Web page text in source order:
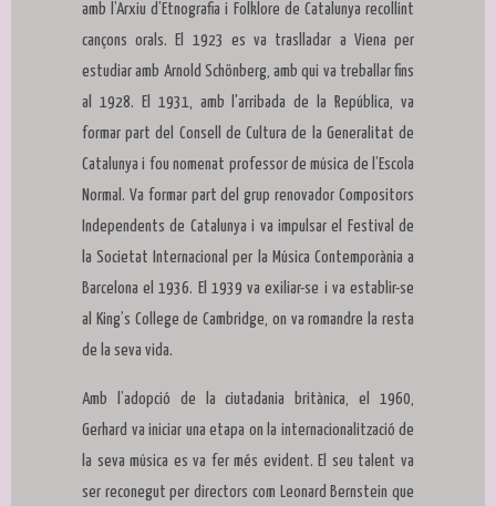
amb l’Arxiu d’Etnografia i Folklore de Catalunya recollint
cançons orals. El 1923 es va traslladar a Viena per
estudiar amb Arnold Schönberg, amb qui va treballar fins
al 1928. El 1931, amb l'arribada de la República, va
formar part del Consell de Cultura de la Generalitat de
Catalunya i fou nomenat professor de música de l’Escola
Normal. Va formar part del grup renovador Compositors
Independents de Catalunya i va impulsar el Festival de
la Societat Internacional per la Música Contemporània a
Barcelona el 1936. El 1939 va exiliar-se i va establir-se
al King’s College de Cambridge, on va romandre la resta
de la seva vida.
Amb l’adopció de la ciutadania britànica, el 1960,
Gerhard va iniciar una etapa on la internacionalització de
la seva música es va fer més evident. El seu talent va
ser reconegut per directors com Leonard Bernstein que